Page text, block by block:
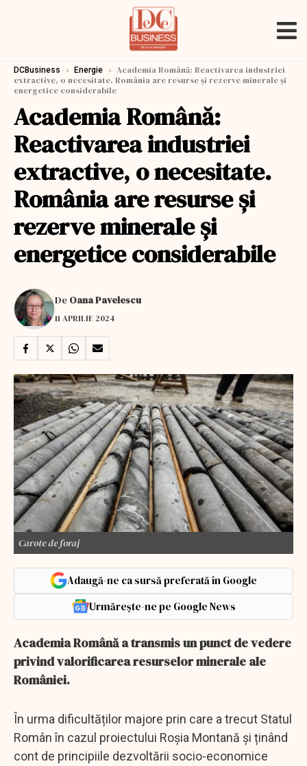
DCBusiness › Energie › Academia Română: Reactivarea industriei
extractive, o necesitate. România are resurse şi rezerve minerale şi
energetice considerabile
Academia Română:
Reactivarea industriei
extractive, o necesitate.
România are resurse şi
rezerve minerale şi
energetice considerabile
De Oana Pavelescu
11 APRILIE 2024
Carote de foraj
Adaugă-ne ca sursă preferată în Google
Urmărește-ne pe Google News
Academia Română a transmis un punct de vedere
privind valorificarea resurselor minerale ale
României.
În urma dificultăților majore prin care a trecut Statul
Român în cazul proiectului Roșia Montană și ținând
cont de principiile dezvoltării socio-economice